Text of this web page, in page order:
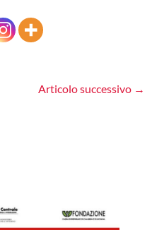
Articolo successivo →